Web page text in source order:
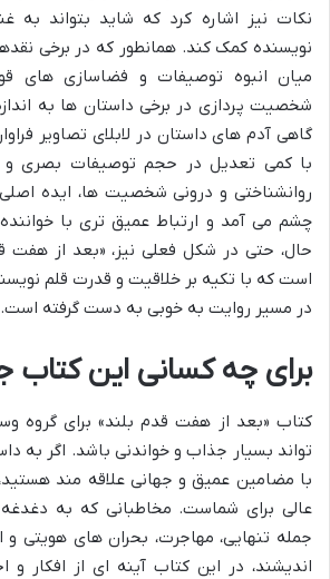
نکات نیز اشاره کرد که شاید بتواند به
نویسنده کمک کند. همانطور که در برخی
میان انبوه توصیفات و فضاسازی های
شخصیت پردازی در برخی داستان ها به
گاهی آدم های داستان در لابلای تصاویر
با کمی تعدیل در حجم توصیفات بصری و
روانشناختی و درونی شخصیت ها، ایده
چشم می آمد و ارتباط عمیق تری با
حال، حتی در شکل فعلی نیز، «بعد از هفت
است که با تکیه بر خلاقیت و قدرت قلم
در مسیر روایت به خوبی به دست گرفته است.
برای چه کسانی این
کتاب «بعد از هفت قدم بلند» برای گروه
تواند بسیار جذاب و خواندنی باشد. اگر به
با مضامین عمیق و جهانی علاقه مند
عالی برای شماست. مخاطبانی که به
جمله تنهایی، مهاجرت، بحران های هویتی و
اندیشند، در این کتاب آینه ای از افکار